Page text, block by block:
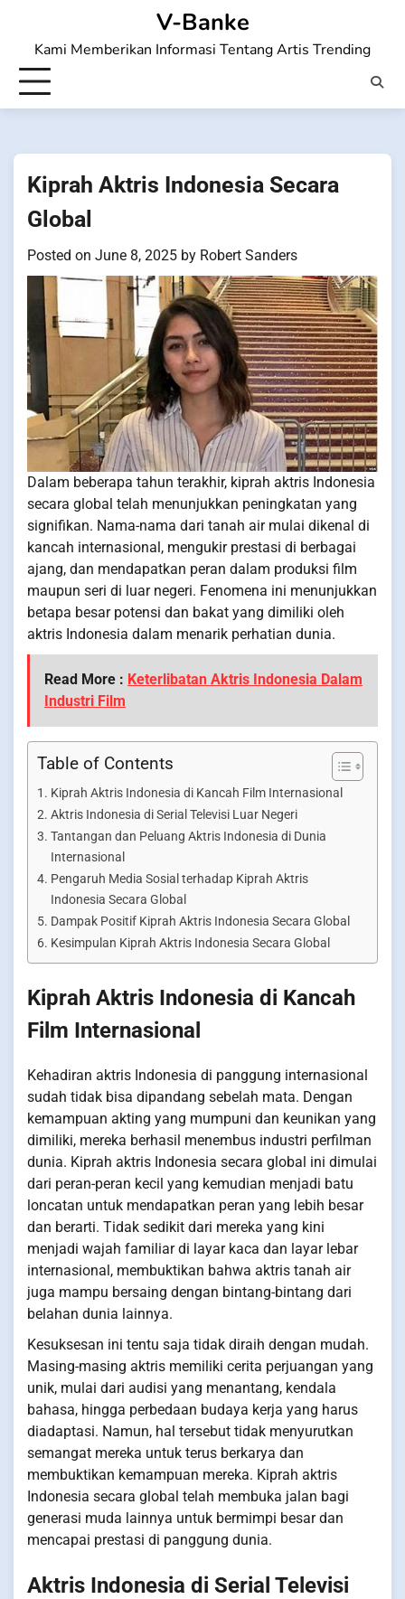
content
V-Banke
Kami Memberikan Informasi Tentang Artis Trending
Kiprah Aktris Indonesia Secara
Global
Posted on June 8, 2025 by Robert Sanders
Dalam beberapa tahun terakhir, kiprah aktris Indonesia
secara global telah menunjukkan peningkatan yang
signifikan. Nama-nama dari tanah air mulai dikenal di
kancah internasional, mengukir prestasi di berbagai
ajang, dan mendapatkan peran dalam produksi film
maupun seri di luar negeri. Fenomena ini menunjukkan
betapa besar potensi dan bakat yang dimiliki oleh
aktris Indonesia dalam menarik perhatian dunia.
Read More : Keterlibatan Aktris Indonesia Dalam
Industri Film
Table of Contents
Kiprah Aktris Indonesia di Kancah Film Internasional
Aktris Indonesia di Serial Televisi Luar Negeri
Tantangan dan Peluang Aktris Indonesia di Dunia
Internasional
Pengaruh Media Sosial terhadap Kiprah Aktris
Indonesia Secara Global
Dampak Positif Kiprah Aktris Indonesia Secara Global
Kesimpulan Kiprah Aktris Indonesia Secara Global
Kiprah Aktris Indonesia di Kancah
Film Internasional
Kehadiran aktris Indonesia di panggung internasional
sudah tidak bisa dipandang sebelah mata. Dengan
kemampuan akting yang mumpuni dan keunikan yang
dimiliki, mereka berhasil menembus industri perfilman
dunia. Kiprah aktris Indonesia secara global ini dimulai
dari peran-peran kecil yang kemudian menjadi batu
loncatan untuk mendapatkan peran yang lebih besar
dan berarti. Tidak sedikit dari mereka yang kini
menjadi wajah familiar di layar kaca dan layar lebar
internasional, membuktikan bahwa aktris tanah air
juga mampu bersaing dengan bintang-bintang dari
belahan dunia lainnya.
Kesuksesan ini tentu saja tidak diraih dengan mudah.
Masing-masing aktris memiliki cerita perjuangan yang
unik, mulai dari audisi yang menantang, kendala
bahasa, hingga perbedaan budaya kerja yang harus
diadaptasi. Namun, hal tersebut tidak menyurutkan
semangat mereka untuk terus berkarya dan
membuktikan kemampuan mereka. Kiprah aktris
Indonesia secara global telah membuka jalan bagi
generasi muda lainnya untuk bermimpi besar dan
mencapai prestasi di panggung dunia.
Aktris Indonesia di Serial Televisi